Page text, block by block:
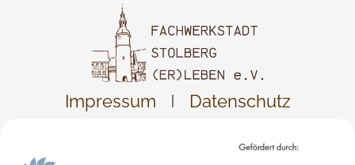
Impressum Datenschutz